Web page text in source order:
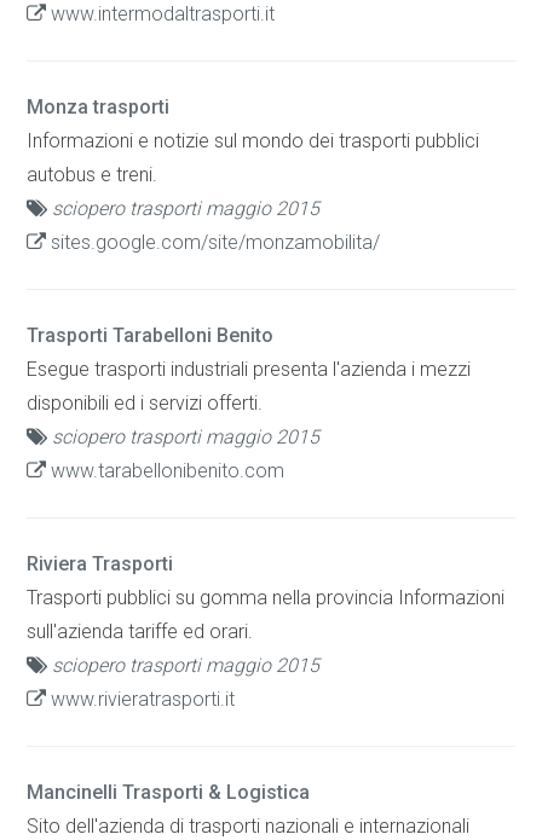
www.intermodaltrasporti.it
Monza trasporti
Informazioni e notizie sul mondo dei trasporti pubblici
autobus e treni.
sciopero trasporti maggio 2015
sites.google.com/site/monzamobilita/
Trasporti Tarabelloni Benito
Esegue trasporti industriali presenta l'azienda i mezzi
disponibili ed i servizi offerti.
sciopero trasporti maggio 2015
www.tarabellonibenito.com
Riviera Trasporti
Trasporti pubblici su gomma nella provincia Informazioni
sull'azienda tariffe ed orari.
sciopero trasporti maggio 2015
www.rivieratrasporti.it
Mancinelli Trasporti & Logistica
Sito dell'azienda di trasporti nazionali e internazionali